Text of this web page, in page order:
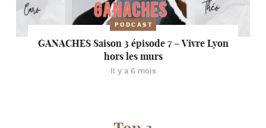
PODCAST
GANACHES Saison 3 épisode 7 – Vivre Lyon
hors les murs
Il y a 6 mois